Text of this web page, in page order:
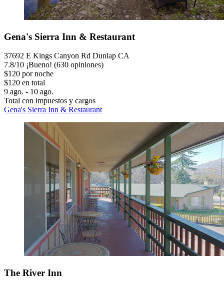
Gena's Sierra Inn & Restaurant
37692 E Kings Canyon Rd Dunlap CA
7.8/10 ¡Bueno! (630 opiniones)
$120 por noche
$120 en total
9 ago. - 10 ago.
Total con impuestos y cargos
Gena's Sierra Inn & Restaurant
The River Inn